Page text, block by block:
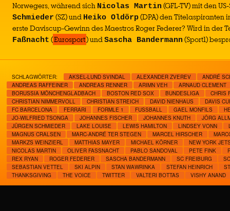
Norwegers, während sich Nicolas Martin (GFL-TV) mit den
Schmieder (SZ) und Heiko Oldörp(DPA) den Titelaspiranten
erste Daviscup-Gewinn des Maestros Roger Federer? Wird in der
Faßnacht (Eurosport) undSascha Bandermann (Sport1)
SCHLAGWÖRTER: AKSEL-LUND SVINDAL ALEXANDER ZVEREV
ANDRÉ
ANDREAS RAFFEINER
ANDREAS RENNER ARIMN VEH
ARNAUD CLEMENT
BORUSSIA MÖNCHENGLADBACH
BOSTON RED SOX BUNDESLIGA
CHRIS
CHRISTIAN NIMMERVOLL
CHRISTIAN STREICH DAVID NIENHAUS
DAVIS
FC BARCELONA
FERRARI FORMLE 1 FUSSBALL GAEL MONFILS
JO-WILFRIED TSONGA
JOHANNES FISCHER JOHANNES KNUTH
JÖRG
JÜRGEN SCHMIEDER
LAKE LOUISE LEWIS HAMILTON LINDSEY VONN
MAGNUS CRALSEN
MARC-ANDRÉ TER STEGEN MARCEL HIRSCHER
MARKZS WEINZIERL
MATTHIAS MAYER MICHAEL KÖRNER
NEW YORK
NICOLAS MARTIN
OLIVER FASSNACHT PABLO SANDOVAL PETE FINK
REX RYAN
ROGER FEDERER SASCHA BANDERMANN SC FREIBURG
SEBASTIAN VETTEL
SKI ALPIN STAN WAWRINKA STEFAN HEINRICH
THANKSGIVING
THE VOICE TWITTER VALTERI BOTTAS VISHY ANAND